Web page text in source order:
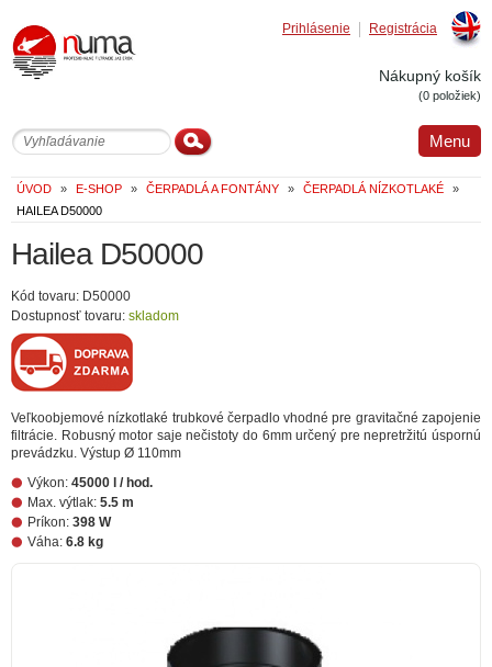
Registrácia
Prihlásenie
Nákupný košík
(0 položiek)
Menu
ÚVOD » E-SHOP » ČERPADLÁ A FONTÁNY » ČERPADLÁ NÍZKOTLAKÉ
»
HAILEA D50000
Hailea D50000
Kód tovaru: D50000
Dostupnosť tovaru: skladom
Veľkoobjemové nízkotlaké trubkové čerpadlo vhodné pre gravitačné zapojenie
filtrácie. Robusný motor saje nečistoty do 6mm určený pre nepretržitú úspornú
prevádzku. Výstup Ø 110mm
Výkon: 45000 l / hod.
Max. výtlak: 5.5 m
Príkon: 398 W
Váha: 6.8 kg